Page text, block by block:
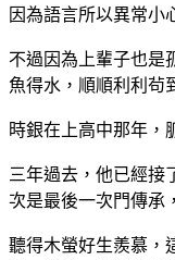
因為語言所以異常小
不過因為 上輩子也
魚得水，順順利利茍
時銀在 上高中那年，
三年過去，他已經接
次是最後一次門傳承
聽得木螢好生羨慕，